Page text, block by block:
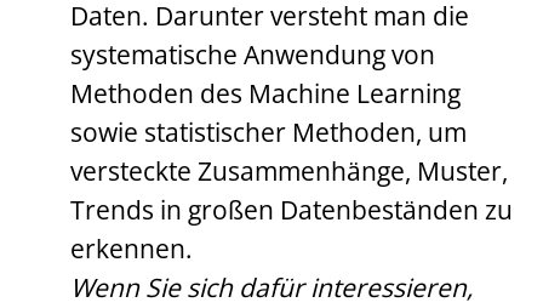
Daten. Darunter versteht man die
systematische Anwendung von
Methoden des Machine Learning
sowie statistischer Methoden, um
versteckte Zusammenhänge, Muster,
Trends in großen Datenbeständen zu
erkennen.
Wenn Sie sich dafür interessieren,